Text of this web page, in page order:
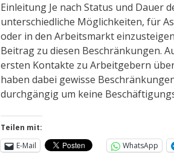
Einleitung Je nach Status und Dauer
unterschiedliche Möglichkeiten, für
oder in den Arbeitsmarkt
Beitrag zu diesen Beschränkungen.
ersten Kontakte zu Arbeitgebern
haben dabei gewisse
durchgängig um keine
Teilen mit:
E-Mail
WhatsApp